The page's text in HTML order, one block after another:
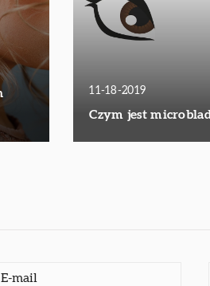
11-18-2019
Czym jest